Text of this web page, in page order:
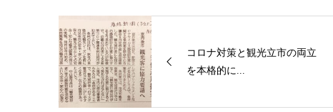
コロナ対策と観光立市の両立
を本格的に...